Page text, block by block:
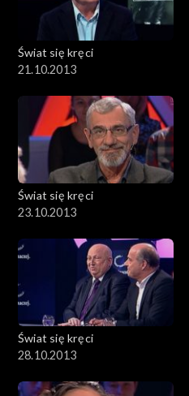
Świat się kręci
21.10.2013
Świat się kręci
23.10.2013
Świat się kręci
28.10.2013